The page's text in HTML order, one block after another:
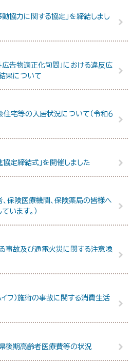
協力に関する協定」を締結しまし
広告物適正化旬間」における違反広
果について
住宅等の入居状況について（令和６
定締結式」を開催しました
保険医療機関、保険薬局の皆様へ
います。）
事故及び通電火災に関する注意喚
フ）施術の事故に関する消費生活
後期高齢者医療費等の状況